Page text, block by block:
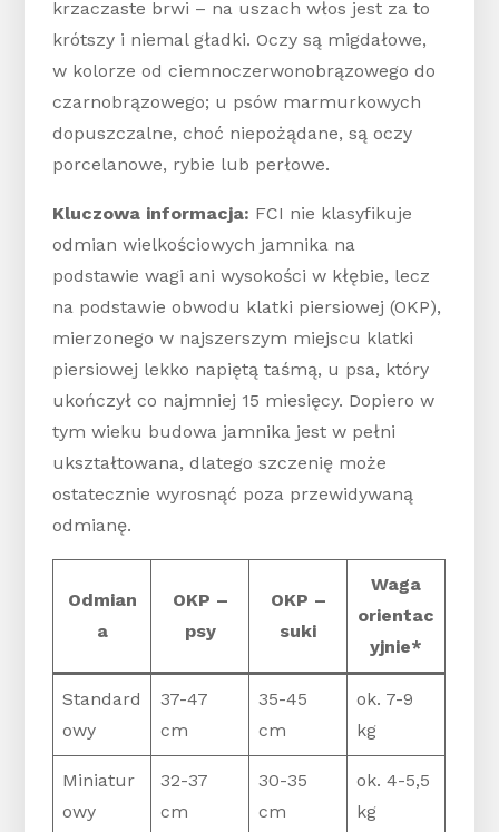
krzaczaste brwi – na uszach włos jest za to
krótszy i niemal gładki. Oczy są migdałowe,
w kolorze od ciemnoczerwonobrązowego do
czarnobrązowego; u psów marmurkowych
dopuszczalne, choć niepożądane, są oczy
porcelanowe, rybie lub perłowe.
Kluczowa informacja: FCI nie klasyfikuje
odmian wielkościowych jamnika na
podstawie wagi ani wysokości w kłębie, lecz
na podstawie obwodu klatki piersiowej (OKP),
mierzonego w najszerszym miejscu klatki
piersiowej lekko napiętą taśmą, u psa, który
ukończył co najmniej 15 miesięcy. Dopiero w
tym wieku budowa jamnika jest w pełni
ukształtowana, dlatego szczenię może
ostatecznie wyrosnąć poza przewidywaną
odmianę.
Odmian
a
OKP –
psy
OKP –
suki
Waga
orientac
yjnie*
Standard
owy
37-47
cm
35-45
cm
ok. 7-9
kg
Miniatur
owy
32-37
cm
30-35
cm
ok. 4-5,5
kg